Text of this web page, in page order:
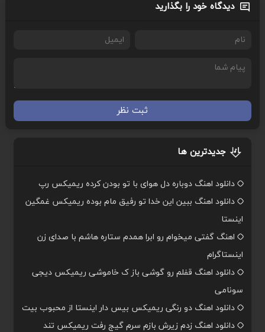
دیدگاه خود را بگذارید
ثبت نظر
جدیدترین ها
دانلود اهنگ دوباره دل هوای با تو بودن کرده ریمیکس رپ
دانلود اهنگ ببین این خدا تو رفیق مام بوده ریمیکس غمگین
اینستا
اهنگ گفتی میخوام رو ابرا همدم ستاره هاشم با صدای زن
اینستاگرام
دانلود اهنگ قفلم رو گوشی باز ک خاموشی ریمیکس دیجی
سونامی
دانلود اهنگ دو رنگی ریمیکس بیس دار اینستا از محبوب بیت
دانلود اهنگ زدم زیرش بازم سرم گیج رفت ریمیکس تند